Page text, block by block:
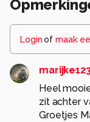
Loginof maak
Heel
zit achter
Groetjes